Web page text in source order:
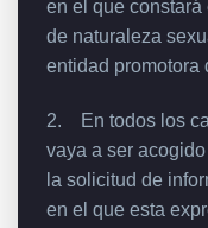
en el que
de naturaleza
entidad promotora
2. En todos los
vaya a ser
la solicitud de
en el que esta